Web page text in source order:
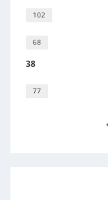
102
68
38
77